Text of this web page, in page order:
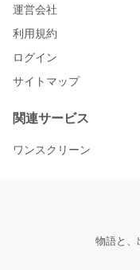
運営会社
利用規約
ログイン
サイトマップ
関連サービス
ワンスクリーン
物語と、